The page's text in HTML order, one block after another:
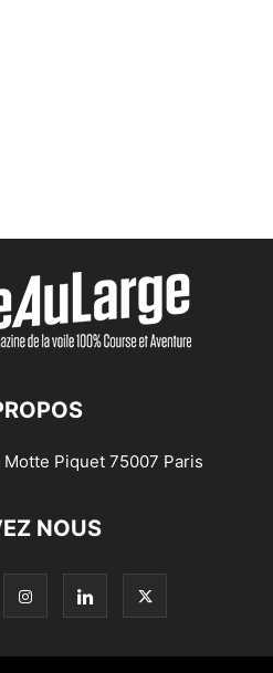
Motte Piquet 75007 Paris
NOUS